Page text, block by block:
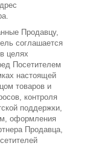
Продавцу,
соглашается
целях
Посетителем
настоящей
товаров и
контроля
поддержки,
оформления
Продавца,